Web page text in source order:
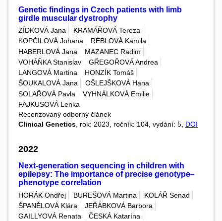
Genetic findings in Czech patients with limb
girdle muscular dystrophy
ZÍDKOVÁ Jana
KRAMÁŘOVÁ Tereza
KOPČILOVÁ Johana
RÉBLOVÁ Kamila
HABERLOVÁ Jana
MAZANEC Radim
VOHÁŇKA Stanislav
GŘEGOŘOVÁ Andrea
LANGOVÁ Martina
HONZÍK Tomáš
ŠOUKALOVÁ Jana
OŠLEJŠKOVÁ Hana
SOLAŘOVÁ Pavla
VYHNÁLKOVÁ Emilie
FAJKUSOVÁ Lenka
Recenzovaný odborný článek
Clinical Genetics , rok: 2023, ročník: 104, vydání: 5, DOI
2022
Next-generation sequencing in children with
epilepsy: The importance of precise genotype–
phenotype correlation
HORÁK Ondřej BUREŠOVÁ Martina
KOLÁŘ Senad
ŠPANĚLOVÁ Klára
JEŘÁBKOVÁ Barbora
GAILLYOVÁ Renata
ČESKÁ Katarína